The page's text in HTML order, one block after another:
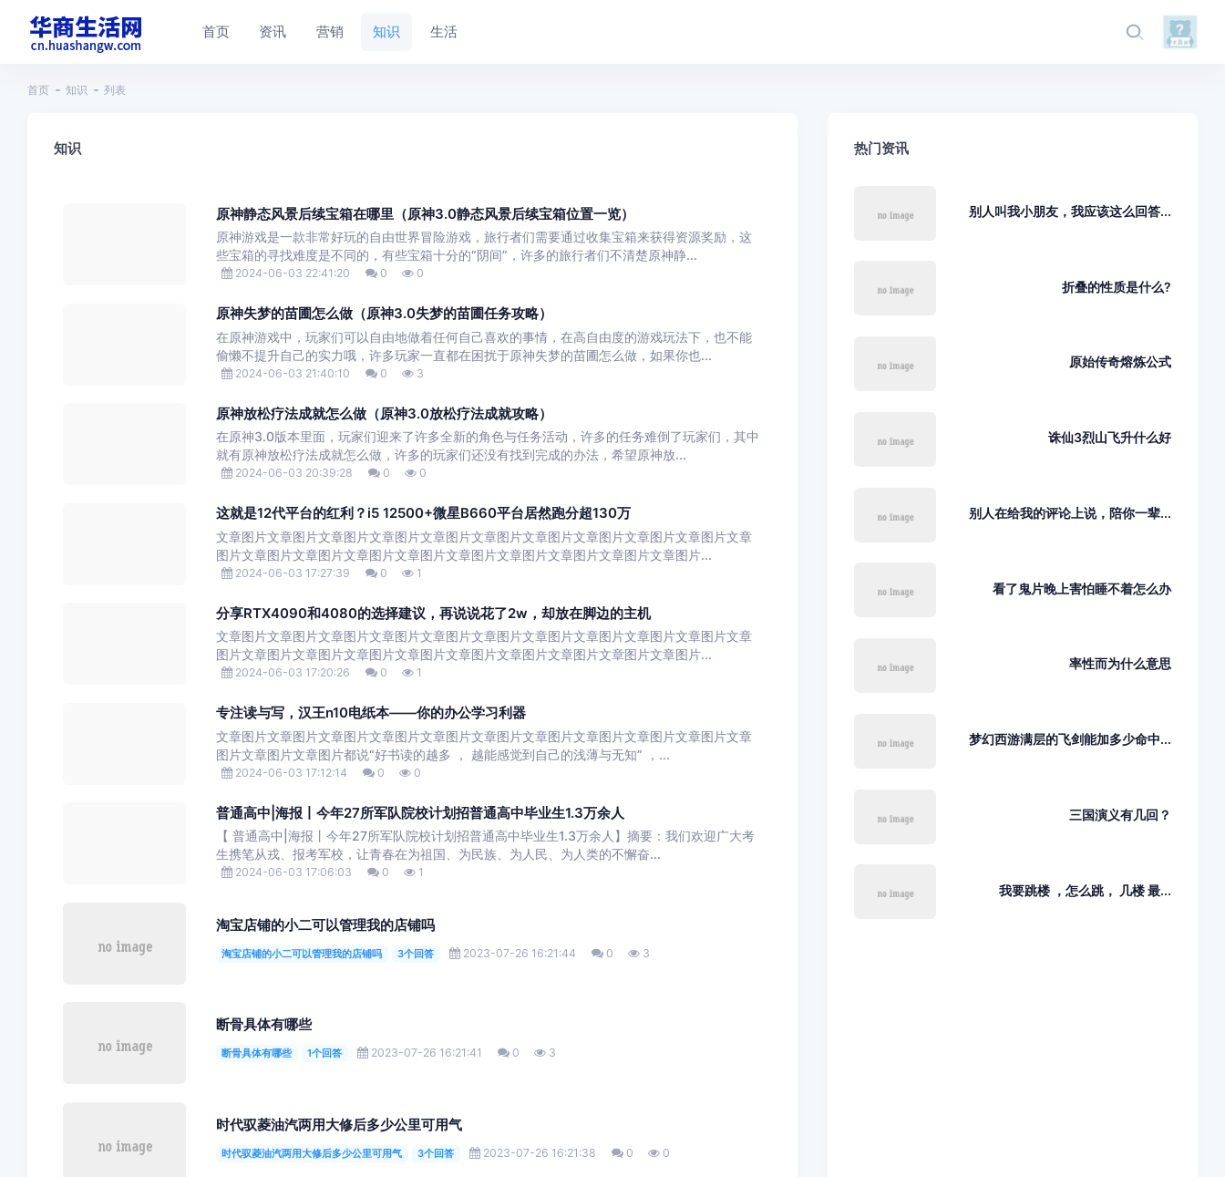
首页 资讯 营销 知识 生活
首页 知识 列表
知识
原神静态风景后续宝箱在哪里（原神3.0静态风景后续宝箱位置一览）
原神游戏是一款非常好玩的自由世界冒险游戏，旅行者们需要通过收集宝箱来获得资源奖励，这
些宝箱的寻找难度是不同的，有些宝箱十分的“阴间”，许多的旅行者们不清楚原神静...
2024-06-03 22:41:20 0 0
原神失梦的苗圃怎么做（原神3.0失梦的苗圃任务攻略）
在原神游戏中，玩家们可以自由地做着任何自己喜欢的事情，在高自由度的游戏玩法下，也不能
偷懒不提升自己的实力哦，许多玩家一直都在困扰于原神失梦的苗圃怎么做，如果你也...
2024-06-03 21:40:10 0 3
原神放松疗法成就怎么做（原神3.0放松疗法成就攻略）
在原神3.0版本里面，玩家们迎来了许多全新的角色与任务活动，许多的任务难倒了玩家们，其中
就有原神放松疗法成就怎么做，许多的玩家们还没有找到完成的办法，希望原神放...
2024-06-03 20:39:28 0 0
这就是12代平台的红利？i5 12500+微星B660平台居然跑分超130万
文章图片文章图片文章图片文章图片文章图片文章图片文章图片文章图片文章图片文章图片文章
图片文章图片文章图片文章图片文章图片文章图片文章图片文章图片文章图片文章图片...
2024-06-03 17:27:39 0 1
分享RTX4090和4080的选择建议，再说说花了2w，却放在脚边的主机
文章图片文章图片文章图片文章图片文章图片文章图片文章图片文章图片文章图片文章图片文章
图片文章图片文章图片文章图片文章图片文章图片文章图片文章图片文章图片文章图片...
2024-06-03 17:20:26 0 1
专注读与写，汉王n10电纸本——你的办公学习利器
文章图片文章图片文章图片文章图片文章图片文章图片文章图片文章图片文章图片文章图片文章
图片文章图片文章图片都说“好书读的越多 ， 越能感觉到自己的浅薄与无知” ，...
2024-06-03 17:12:14 0 0
普通高中|海报丨今年27所军队院校计划招普通高中毕业生1.3万余人
【 普通高中|海报丨今年27所军队院校计划招普通高中毕业生1.3万余人】摘要：我们欢迎广大考
生携笔从戎、报考军校，让青春在为祖国、为民族、为人民、为人类的不懈奋...
2024-06-03 17:06:03 0 1
淘宝店铺的小二可以管理我的店铺吗
淘宝店铺的小二可以管理我的店铺吗 3个回答 2023-07-26 16:21:44 0 3
断骨具体有哪些
断骨具体有哪些 1个回答 2023-07-26 16:21:41 0 3
时代驭菱油汽两用大修后多少公里可用气
时代驭菱油汽两用大修后多少公里可用气 3个回答 2023-07-26 16:21:38 0 0
热门资讯
别人叫我小朋友，我应该这么回答...
折叠的性质是什么?
原始传奇熔炼公式
诛仙3烈山飞升什么好
别人在给我的评论上说，陪你一辈...
看了鬼片晚上害怕睡不着怎么办
率性而为什么意思
梦幻西游满层的飞剑能加多少命中...
三国演义有几回？
我要跳楼 ，怎么跳， 几楼 最...